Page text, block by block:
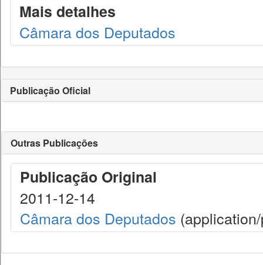
Mais detalhes
Câmara dos Deputados
Publicação Oficial
Outras Publicações
Publicação Original
2011-12-14
Câmara dos Deputados